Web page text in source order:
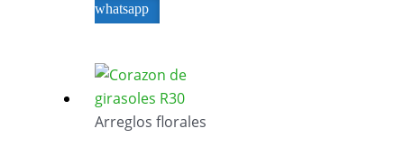
whatsapp
Arreglos florales